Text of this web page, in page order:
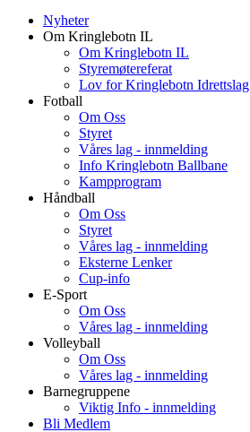
Nyheter
Om Kringlebotn IL
Om Kringlebotn IL
Styremøtereferat
Lov for Kringlebotn Idrettslag
Fotball
Om Oss
Styret
Våres lag - innmelding
Info Kringlebotn Ballbane
Kampprogram
Håndball
Om Oss
Styret
Våres lag - innmelding
Eksterne Lenker
Cup-info
E-Sport
Om Oss
Våres lag - innmelding
Volleyball
Om Oss
Våres lag - innmelding
Barnegruppene
Viktig Info - innmelding
Bli Medlem